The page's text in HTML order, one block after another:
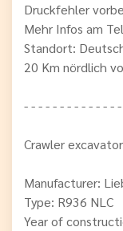
Druckfehler
Mehr Infos am
Standort:
20 Km nördlich
- - - - - - - - - - - - -
Crawler excavator
Manufacturer:
Type: R936 NLC
Year of